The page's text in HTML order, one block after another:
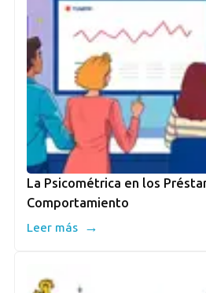
La Psicométrica en los
Comportamiento
Leer más →